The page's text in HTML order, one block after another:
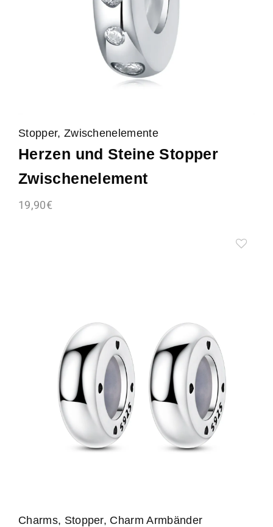
Stopper, Zwischenelemente
Herzen und Steine Stopper
Zwischenelement
19,90€
Charms, Stopper, Charm Armbänder